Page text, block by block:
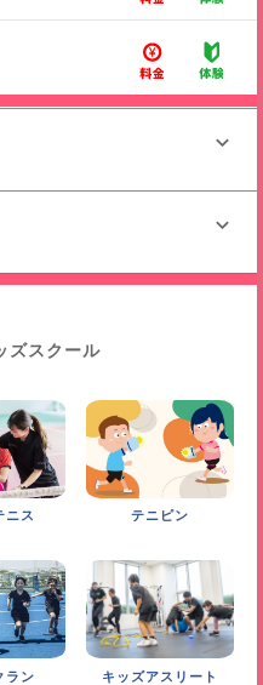
。
組みながらダンスするこ
時間
中心に身体をしっかり温めま
千葉 東海
ズスクール
ニス テニピン
ラン キッズアスリート